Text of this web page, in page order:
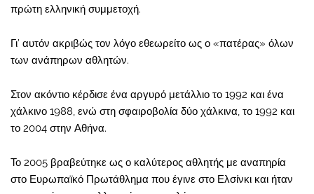
πρώτη ελληνική συμμετοχή.
Γι’ αυτόν ακριβώς τον λόγο εθεωρείτο ως ο «πατέρας» όλων
των ανάπηρων αθλητών.
Στον ακόντιο κέρδισε ένα αργυρό μετάλλιο το 1992 και ένα
χάλκινο 1988, ενώ στη σφαιροβολία δύο χάλκινα, το 1992 και
το 2004 στην Αθήνα.
Το 2005 βραβεύτηκε ως ο καλύτερος αθλητής με αναπηρία
στο Ευρωπαϊκό Πρωτάθλημα που έγινε στο Ελσίνκι και ήταν